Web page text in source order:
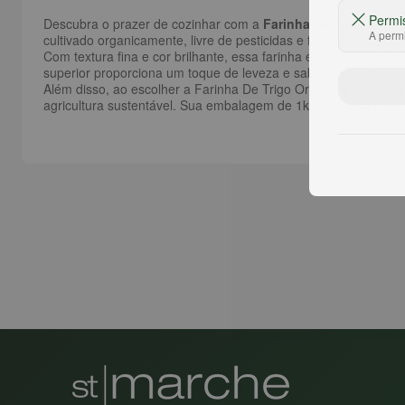
Descubra o prazer de cozinhar com a Farinha De Trigo
cultivado organicamente, livre de pesticidas e fertilizantes
Com textura fina e cor brilhante, essa farinha é versátil e
superior proporciona um toque de leveza e sabor inigualável
Além disso, ao escolher a Farinha De Trigo Orgânica Tipo 1
agricultura sustentável. Sua embalagem de 1kg é prática e
A